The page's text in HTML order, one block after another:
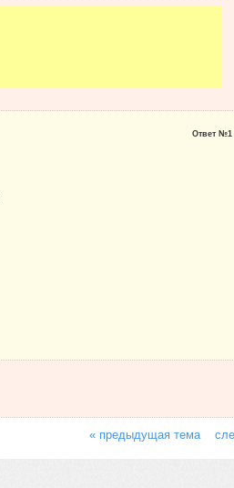
Ответ №1
« предыдущая тема